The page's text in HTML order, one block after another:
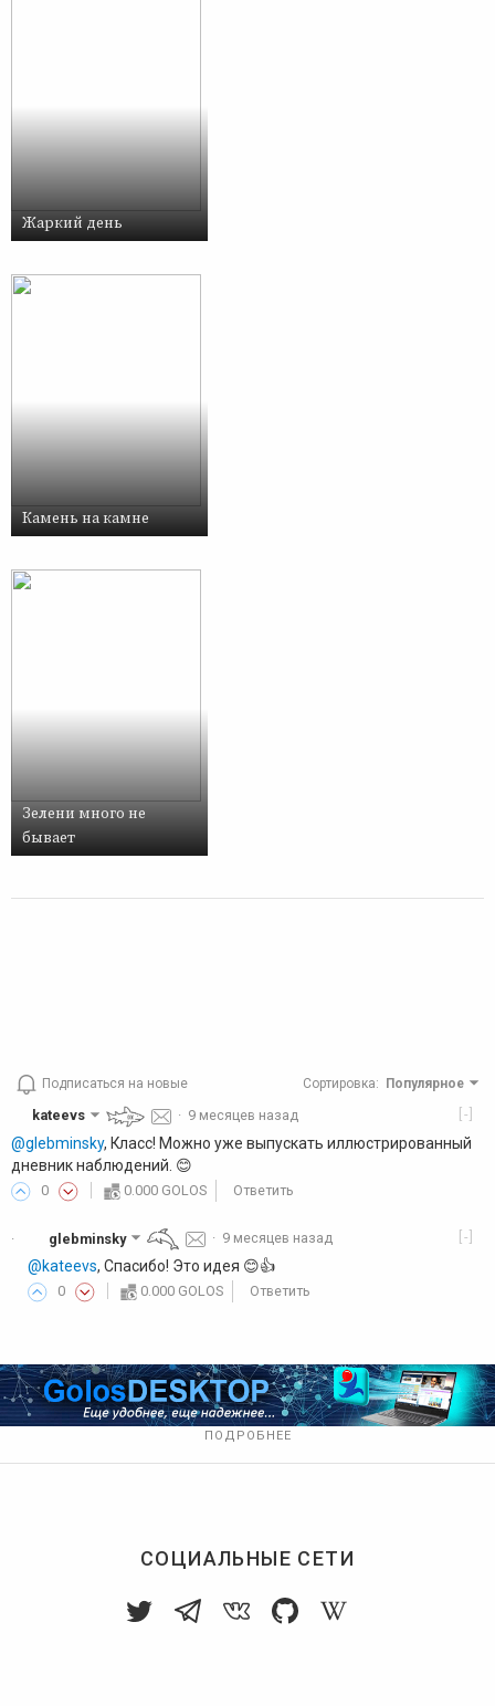
Жаркий день
Камень на камне
Зелени много не
бывает
Подписаться на новые Сортировка: Популярное
[-]
kateevs · 9 месяцев назад
@glebminsky, Класс! Можно уже выпускать иллюстрированный
дневник наблюдений. 😊
0 0.000 GOLOS Ответить
· [-]
glebminsky · 9 месяцев назад
@kateevs, Спасибо! Это идея 😊👍️
0 0.000 GOLOS Ответить
ПОДРОБНЕЕ
СОЦИАЛЬНЫЕ СЕТИ